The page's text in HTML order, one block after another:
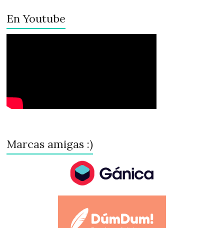
En Youtube
Marcas amigas :)